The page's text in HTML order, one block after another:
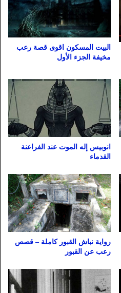
البيت المسكون اقوى قصة رعب
مخيفة الجزء الأول
انوبيس إله الموت عند الفراعنة
القدماء
رواية نباش القبور كاملة – قصص
رعب عن القبور